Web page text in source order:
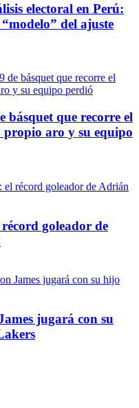
electoral en Perú:
del ajuste
que recorre el
aro y su equipo
goleador de
jugará con su